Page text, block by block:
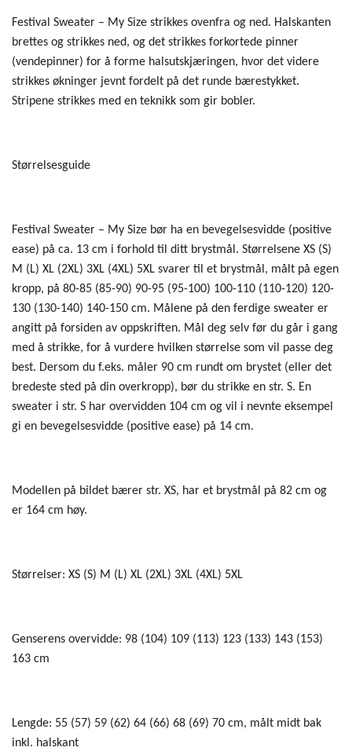
Festival Sweater – My Size strikkes ovenfra og ned. Halskanten
brettes og strikkes ned, og det strikkes forkortede pinner
(vendepinner) for å forme halsutskjæringen, hvor det videre
strikkes økninger jevnt fordelt på det runde bærestykket.
Stripene strikkes med en teknikk som gir bobler.
Størrelsesguide
Festival Sweater – My Size bør ha en bevegelsesvidde (positive
ease) på ca. 13 cm i forhold til ditt brystmål. Størrelsene XS (S)
M (L) XL (2XL) 3XL (4XL) 5XL svarer til et brystmål, målt på egen
kropp, på 80-85 (85-90) 90-95 (95-100) 100-110 (110-120) 120-
130 (130-140) 140-150 cm. Målene på den ferdige sweater er
angitt på forsiden av oppskriften. Mål deg selv før du går i gang
med å strikke, for å vurdere hvilken størrelse som vil passe deg
best. Dersom du f.eks. måler 90 cm rundt om brystet (eller det
bredeste sted på din overkropp), bør du strikke en str. S. En
sweater i str. S har overvidden 104 cm og vil i nevnte eksempel
gi en bevegelsesvidde (positive ease) på 14 cm.
Modellen på bildet bærer str. XS, har et brystmål på 82 cm og
er 164 cm høy.
Størrelser: XS (S) M (L) XL (2XL) 3XL (4XL) 5XL
Genserens overvidde: 98 (104) 109 (113) 123 (133) 143 (153)
163 cm
Lengde: 55 (57) 59 (62) 64 (66) 68 (69) 70 cm, målt midt bak
inkl. halskant